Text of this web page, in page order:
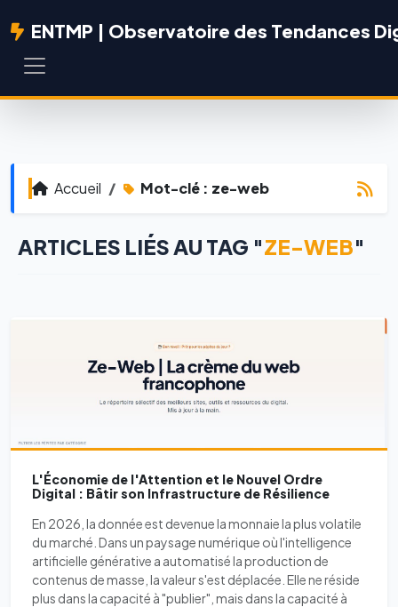
ENTMP | Observatoire des Tendances
Accueil Mot-clé : ze-web
ARTICLES LIÉS AU TAG "ZE-WEB"
L'Économie de l'Attention et le Nouvel Ordre
Digital : Bâtir son Infrastructure de Résilience
En 2026, la donnée est devenue la monnaie la plus volatile
du marché. Dans un paysage numérique où l'intelligence
artificielle générative a automatisé la production de
contenus de masse, la valeur s'est déplacée. Elle ne réside
plus dans la capacité à "publier", mais dans la capacité à